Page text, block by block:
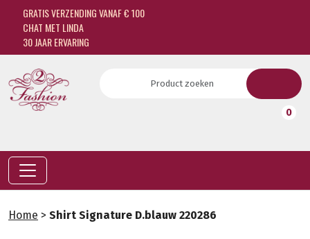
GRATIS VERZENDING VANAF € 100
CHAT MET LINDA
30 JAAR ERVARING
0
Home > Shirt Signature D.blauw 220286